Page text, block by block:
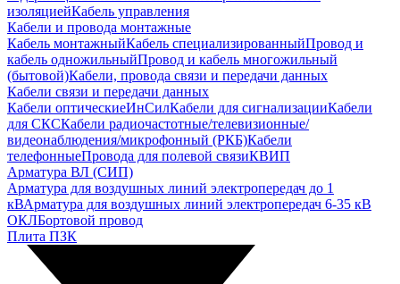
изоляциейКабель управления
Кабели и провода монтажные
Кабель монтажныйКабель специализированныйПровод и
кабель одножильныйПровод и кабель многожильный
(бытовой)Кабели, провода связи и передачи данных
Кабели связи и передачи данных
Кабели оптическиеИнСилКабели для сигнализацииКабели
для СКСКабели радиочастотные/телевизионные/
видеонаблюдения/микрофонный (РКБ)Кабели
телефонныеПровода для полевой связиКВИП
Арматура ВЛ (СИП)
Арматура для воздушных линий электропередач до 1
кВАрматура для воздушных линий электропередач 6-35 кВ
ОКЛБортовой провод
Плита ПЗК